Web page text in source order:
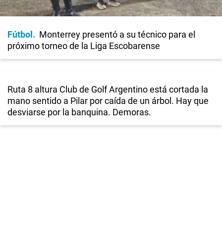
Fútbol
Monterrey presentó a su técnico para el
próximo torneo de la Liga Escobarense
Ruta 8 altura Club de Golf Argentino está cortada la
mano sentido a Pilar por caída de un árbol. Hay que
desviarse por la banquina. Demoras.